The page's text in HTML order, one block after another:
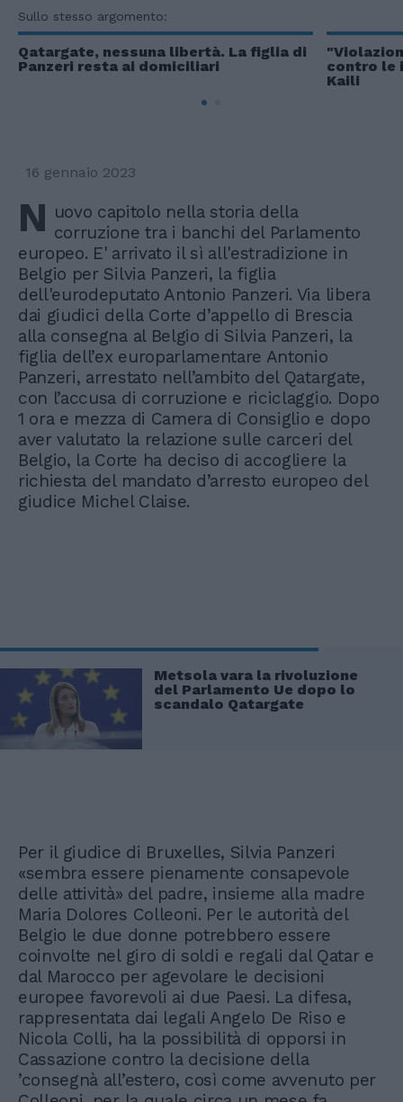
Sullo stesso argomento:
Qatargate, nessuna libertà. La figlia di
Panzeri resta ai domiciliari
contro le
Kaili
16 gennaio 2023
N uovo capitolo nella storia della
corruzione tra i banchi del Parlamento
europeo. E' arrivato il sì all'estradizione in
Belgio per Silvia Panzeri, la figlia
dell'eurodeputato Antonio Panzeri. Via libera
dai giudici della Corte d’appello di Brescia
alla consegna al Belgio di Silvia Panzeri, la
figlia dell’ex europarlamentare Antonio
Panzeri, arrestato nell’ambito del Qatargate,
con l’accusa di corruzione e riciclaggio. Dopo
1 ora e mezza di Camera di Consiglio e dopo
aver valutato la relazione sulle carceri del
Belgio, la Corte ha deciso di accogliere la
richiesta del mandato d’arresto europeo del
giudice Michel Claise.
Metsola vara la rivoluzione
del Parlamento Ue dopo lo
scandalo Qatargate
Per il giudice di Bruxelles, Silvia Panzeri
«sembra essere pienamente consapevole
delle attività» del padre, insieme alla madre
Maria Dolores Colleoni. Per le autorità del
Belgio le due donne potrebbero essere
coinvolte nel giro di soldi e regali dal Qatar e
dal Marocco per agevolare le decisioni
europee favorevoli ai due Paesi. La difesa,
rappresentata dai legali Angelo De Riso e
Nicola Colli, ha la possibilità di opporsi in
Cassazione contro la decisione della
’consegnà all’estero, così come avvenuto per